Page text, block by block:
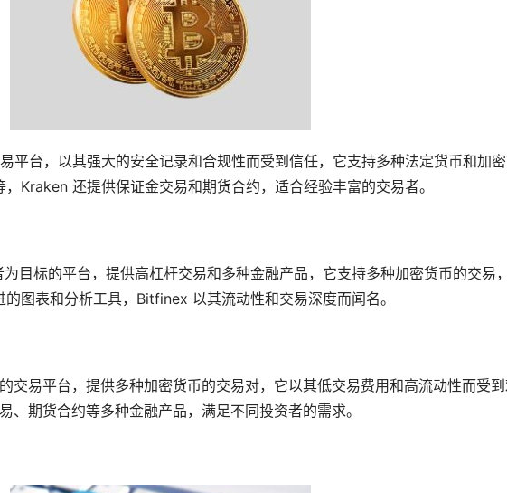
平台，以其强大的安全记录和合规性而受到信任，它支持多种法定货币和加
Kraken 还提供保证金交易和期货合约，适合经验丰富的交易者。
目标的平台，提供高杠杆交易和多种金融产品，它支持多种加密货币的交易
图表和分析工具，Bitfinex 以其流动性和交易深度而闻名。
交易平台，提供多种加密货币的交易对，它以其低交易费用和高流动性而受
期货合约等多种金融产品，满足不同投资者的需求。